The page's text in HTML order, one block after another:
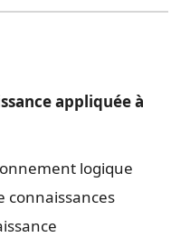
appliquée à
logique
connaissances